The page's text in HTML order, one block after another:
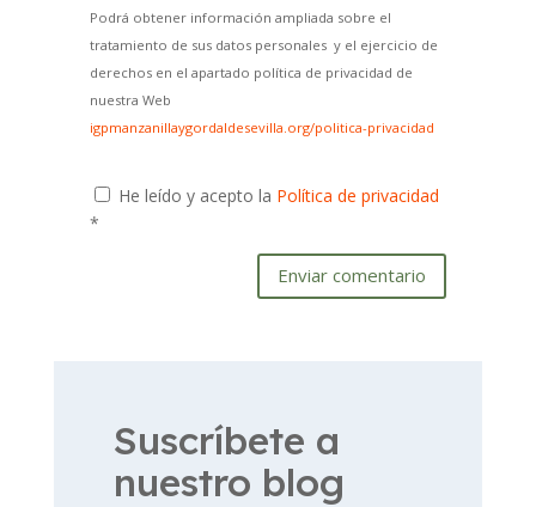
Podrá obtener información ampliada sobre el
tratamiento de sus datos personales y el ejercicio de
derechos en el apartado política de privacidad de
nuestra Web
igpmanzanillaygordaldesevilla.org/politica-privacidad
He leído y acepto la Política de privacidad
*
Enviar comentario
Suscríbete a
nuestro blog